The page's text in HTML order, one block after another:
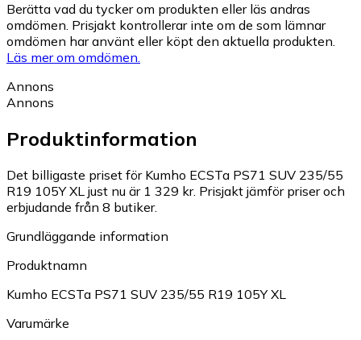
Berätta vad du tycker om produkten eller läs andras
omdömen. Prisjakt kontrollerar inte om de som lämnar
omdömen har använt eller köpt den aktuella produkten.
Läs mer om omdömen.
Annons
Annons
Produktinformation
Det billigaste priset för Kumho ECSTa PS71 SUV 235/55
R19 105Y XL just nu är 1 329 kr. Prisjakt jämför priser och
erbjudande från 8 butiker.
Grundläggande information
Produktnamn
Kumho ECSTa PS71 SUV 235/55 R19 105Y XL
Varumärke